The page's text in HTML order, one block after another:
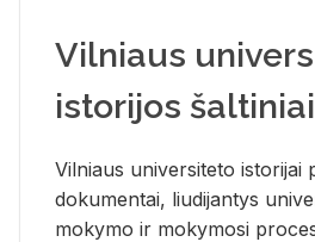
Vilniaus
istorijos šaltiniai
Vil­niaus uni­ver­si­te­to is­to­ri­jai
do­ku­men­tai, liu­di­jan­tys
mo­ky­mo ir mo­ky­mo­si